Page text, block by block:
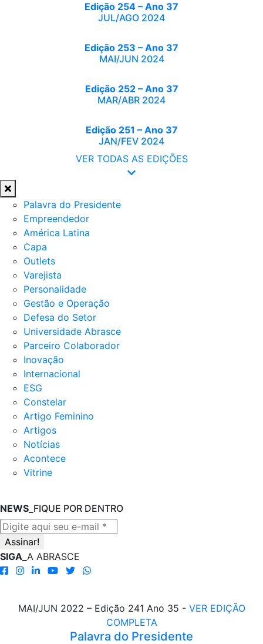
Edição 254 – Ano 37
JUL/AGO 2024
Edição 253 – Ano 37
MAI/JUN 2024
Edição 252 – Ano 37
MAR/ABR 2024
Edição 251 – Ano 37
JAN/FEV 2024
VER TODAS AS EDIÇÕES
Palavra do Presidente
Empreendedor
América Latina
Capa
Outlets
Varejista
Personalidade
Gestão e Operação
Defesa do Setor
Universidade Abrasce
Parceiro Colaborador
Inovação
Internacional
ESG
Constelar
Artigo Feminino
Artigos
Notícias
Acontece
Vitrine
NEWS_ FIQUE POR DENTRO
SIGA_ A ABRASCE
MAI/JUN 2022 – Edição 241 Ano 35 - VER EDIÇÃO
COMPLETA
Palavra do Presidente